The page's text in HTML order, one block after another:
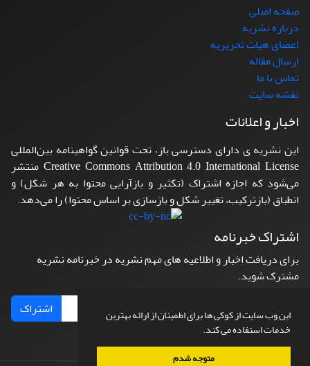
این وب سایت از کوکی ها برای اطمینان از ارائه بهترین
خدمات استفاده می کند.
متوجه شدم
صفحه اصلی
درباره نشریه
اعضای هیات تحریریه
ارسال مقاله
تماس با ما
نقشه سایت
اخبار و اعلانات
این نشریه ی دارای دسترسی باز، تحت قوانین گواهینامه بین‌المللی
Creative Commons Attribution 4.0 International License منتشر
می‌شود که اجازه اشتراک (تکثیر و بازآرایی محتوا به هر شکل) و
انطباق (بازترکیب، تغییر شکل و بازسازی بر اساس محتوا) را می‌دهد.
اشتراک خبرنامه
برای دریافت اخبار و اطلاعیه های مهم نشریه در خبرنامه نشریه
مشترک شوید.
اشتراک